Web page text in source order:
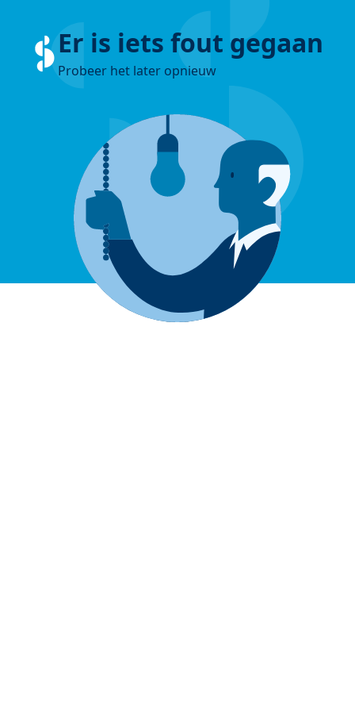
Er is iets fout gegaan
Probeer het later opnieuw